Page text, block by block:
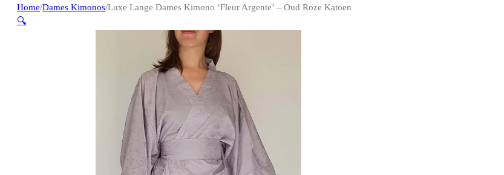
Home/Dames Kimonos/Luxe Lange Dames Kimono ‘Fleur Argente’ – Oud Roze Katoen
🔍